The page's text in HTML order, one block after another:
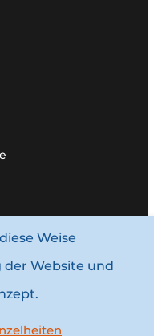
Konditionen
Weise
der Website und